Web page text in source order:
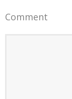
Comment